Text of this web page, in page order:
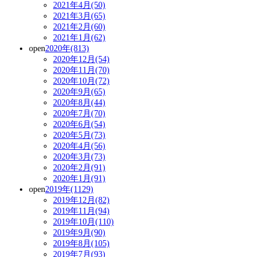
2021年4月(50)
2021年3月(65)
2021年2月(60)
2021年1月(62)
open2020年(813)
2020年12月(54)
2020年11月(70)
2020年10月(72)
2020年9月(65)
2020年8月(44)
2020年7月(70)
2020年6月(54)
2020年5月(73)
2020年4月(56)
2020年3月(73)
2020年2月(91)
2020年1月(91)
open2019年(1129)
2019年12月(82)
2019年11月(94)
2019年10月(110)
2019年9月(90)
2019年8月(105)
2019年7月(93)